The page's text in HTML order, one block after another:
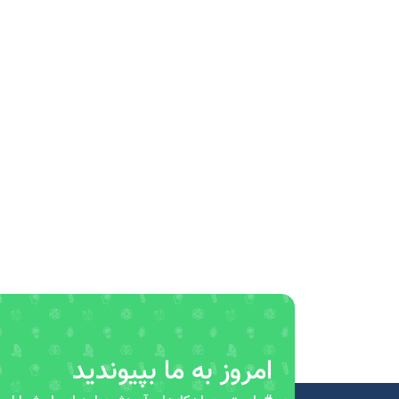
امروز به ما بپیوندید